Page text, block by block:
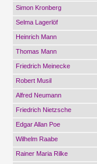
Simon Kronberg
Selma Lagerlöf
Heinrich Mann
Thomas Mann
Friedrich Meinecke
Robert Musil
Alfred Neumann
Friedrich Nietzsche
Edgar Allan Poe
Wilhelm Raabe
Rainer Maria Rilke